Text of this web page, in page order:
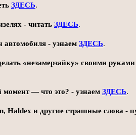
ЗДЕСЬ.
- читать ЗДЕСЬ.
автомобиля - узнаем ЗДЕСЬ.
«незамерзайку» своими
— что это? - узнаем ЗДЕСЬ.
Haldex и другие страшные слова -